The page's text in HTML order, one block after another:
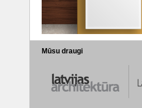
Mūsu draugi